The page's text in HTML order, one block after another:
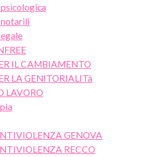
notarili
IL CAMBIAMENTO
LA GENITORIALITà
LAVORO
GENOVA
RECCO